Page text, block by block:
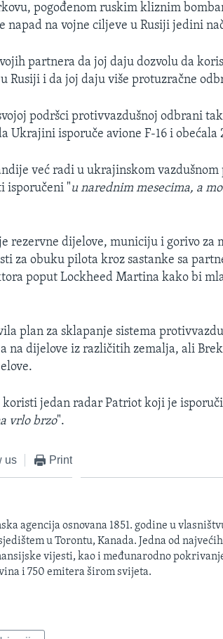
pogođenom ruskim kliznim
napad na vojne ciljeve u Rusiji jedini
partnera da joj daju dozvolu da
Rusiji i da joj daju više protuzračne
podršci protivvazdušnoj odbrani
Ukrajini isporuče avione F-16 i obećala
već radi u ukrajinskom vazdušnom
isporučeni "u narednim mesecima, a
rezervne dijelove, municiju i gorivo za
za obuku pilota kroz sastanke sa
poput Lockheed Martina kako bi
plan za sklapanje sistema
na dijelove iz različitih zemalja, ali
koristi jedan radar Patriot koji je
vrlo brzo".
us Print
agencija osnovana 1851. godine u
u Torontu, Kanada. Jedna od
vijesti, kao i međunarodno
i 750 emitera širom svijeta.